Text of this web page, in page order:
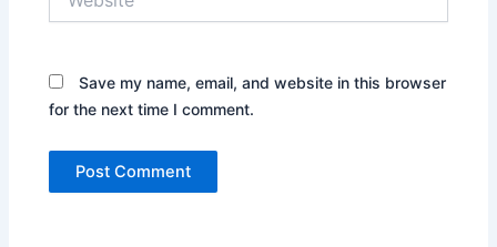
Save my name, email, and website in this browser
for the next time I comment.